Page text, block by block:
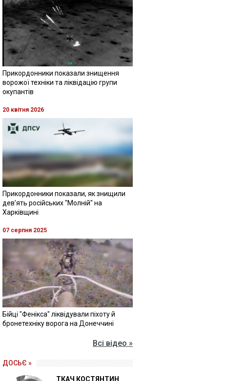
Прикордонники показали знищення
ворожої техніки та ліквідацію групи
окупантів
20 квітня 2026
Прикордонники показали, як знищили
девʼять російських "Молній" на
Харківщині
07 серпня 2025
Бійці "Фенікса" ліквідували піхоту й
бронетехніку ворога на Донеччині
Всі відео »
ДОСЬЄ »
ТКАЧ КОСТЯНТИН